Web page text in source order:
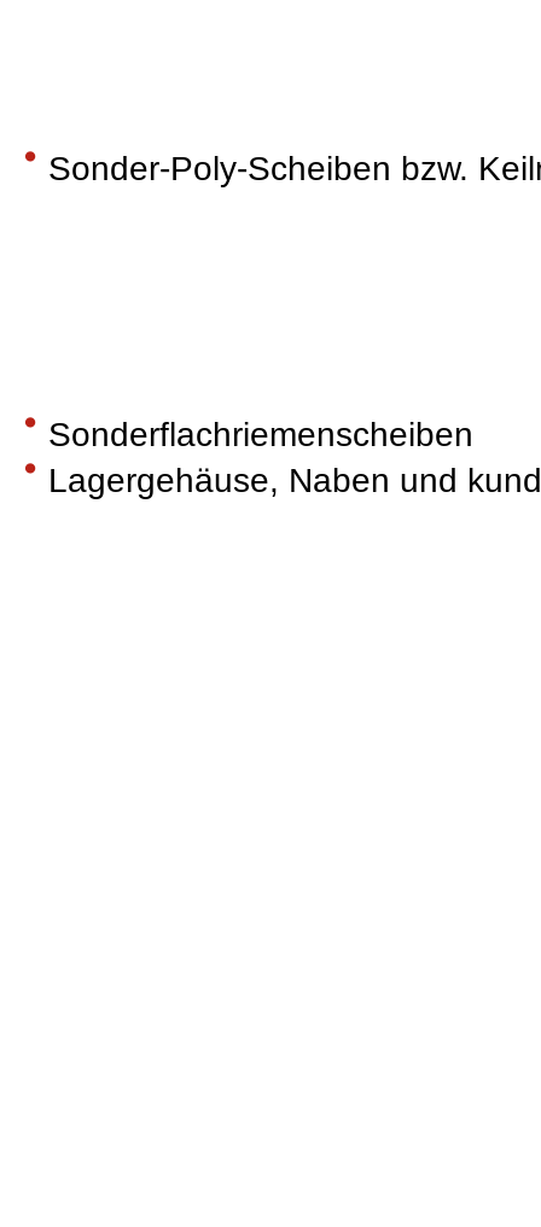
Sonder-Poly-Scheiben bzw.
Sonderflachriemenscheiben
Lagergehäuse, Naben und